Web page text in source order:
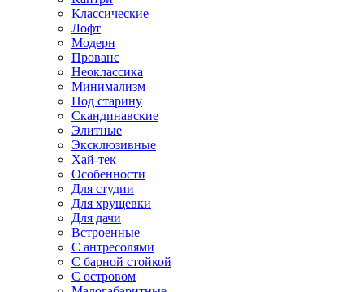
Классические
Лофт
Модерн
Прованс
Неоклассика
Минимализм
Под старину
Скандинавские
Элитные
Эксклюзивные
Хай-тек
Особенности
Для студии
Для хрущевки
Для дачи
Встроенные
С антресолями
С барной стойкой
С островом